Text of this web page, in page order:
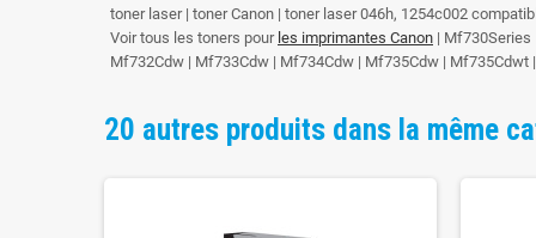
toner laser | toner Canon | toner laser 046h, 1254c002
Voir tous les toners pour les imprimantes Canon | Mf730Series
Mf732Cdw | Mf733Cdw | Mf734Cdw | Mf735Cdw | Mf735Cdwt
20 autres produits dans la même